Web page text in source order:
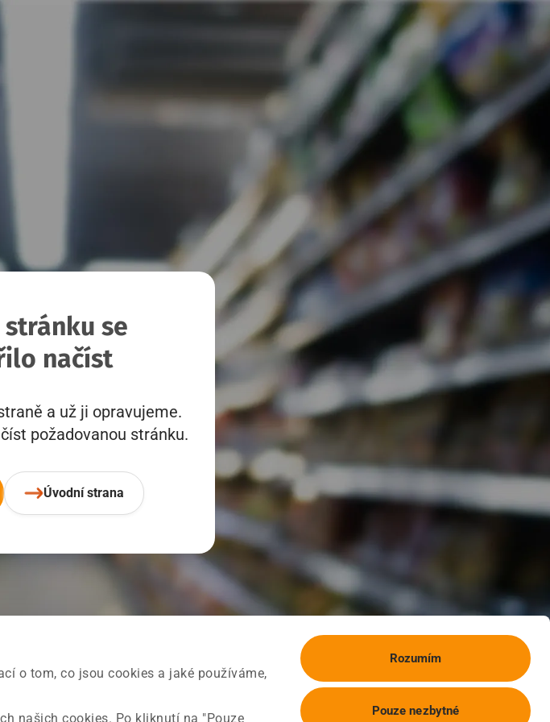
o tom, co jsou cookies a jaké používáme,
našich cookies. Po kliknutí na "Pouze
Rozumím
Pouze nezbytné
se
načíst
a už ji opravujeme.
požadovanou stránku.
Úvodní strana